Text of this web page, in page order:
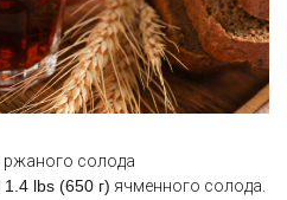
ржаного солода
1.4 lbs (650 г) ячменного солода.